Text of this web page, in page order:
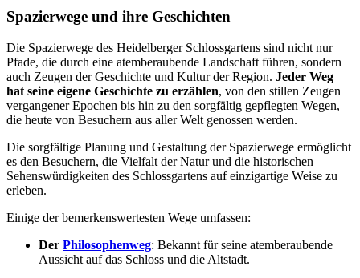
Spazierwege und ihre Geschichten
Die Spazierwege des Heidelberger Schlossgartens sind nicht nur
Pfade, die durch eine atemberaubende Landschaft führen, sondern
auch Zeugen der Geschichte und Kultur der Region. Jeder Weg
hat seine eigene Geschichte zu erzählen, von den stillen Zeugen
vergangener Epochen bis hin zu den sorgfältig gepflegten Wegen,
die heute von Besuchern aus aller Welt genossen werden.
Die sorgfältige Planung und Gestaltung der Spazierwege ermöglicht
es den Besuchern, die Vielfalt der Natur und die historischen
Sehenswürdigkeiten des Schlossgartens auf einzigartige Weise zu
erleben.
Einige der bemerkenswertesten Wege umfassen:
Der Philosophenweg: Bekannt für seine atemberaubende
Aussicht auf das Schloss und die Altstadt.